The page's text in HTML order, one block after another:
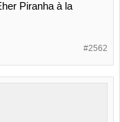
Piranha à la
#2562